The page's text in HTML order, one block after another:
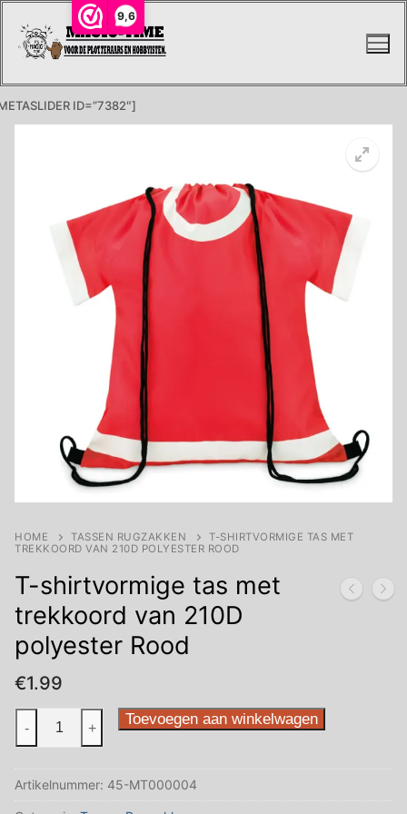
9,6
naar
ID=”7382″]
HOME TASSEN RUGZAKKEN
T-SHIRTVORMIGE TAS MET
TREKKOORD VAN 210D POLYESTER ROOD
T-shirtvormige tas met
trekkoord van 210D
polyester Rood
€1.99
shirtvormige
met
trekkoord
- + Toevoegen aan winkelwagen
Artikelnummer: 45-MT000004